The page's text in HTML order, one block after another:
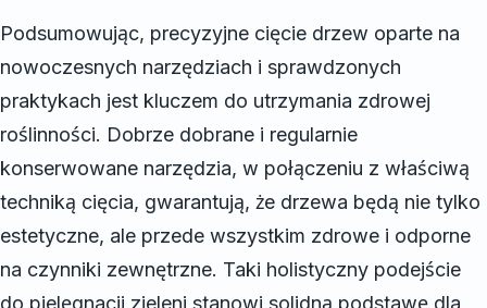
Podsumowując, precyzyjne cięcie drzew oparte na
nowoczesnych narzędziach i sprawdzonych
praktykach jest kluczem do utrzymania zdrowej
roślinności. Dobrze dobrane i regularnie
konserwowane narzędzia, w połączeniu z właściwą
techniką cięcia, gwarantują, że drzewa będą nie tylko
estetyczne, ale przede wszystkim zdrowe i odporne
na czynniki zewnętrzne. Taki holistyczny podejście
do pielęgnacji zieleni stanowi solidną podstawę dla